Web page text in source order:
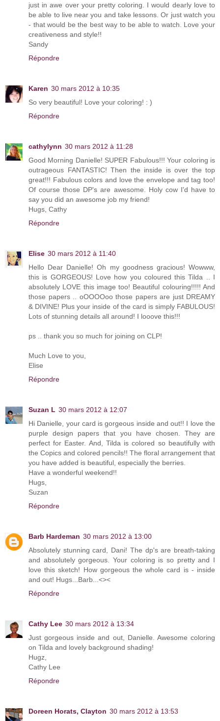
just in awe over your pretty coloring. I would dearly love to
be able to live near you and take lessons. Or just watch you
- that would be the best way to be able to watch. Love your
creativeness and style!!
Sandy
Répondre
Karen 30 mars 2012 à 10:35
So very beautiful! Love your coloring! : )
Répondre
cathylynn 30 mars 2012 à 11:28
Good Morning Danielle! SUPER Fabulous!!! Your coloring is
outrageous FANTASTIC! Then the inside is over the top
great!!! Fabulous colors and love the envelope and tag too!
Of course those DP's are awesome. Holy cow I'd have to
say you did an awesome job my friend!
Hugs, Cathy
Répondre
Elise 30 mars 2012 à 11:40
Hello Dear Danielle! Oh my goodness gracious! Wowww,
this is GORGEOUS! Love how you coloured this Tilda .. I
absolutely LOVE this image too! Beautiful colouring!!!!! And
those papers .. oOOOOoo those papers are just DREAMY
& DIVINE! Plus your inside of the card is simply FABULOUS!
Lots of stunning details all around! I looove this!!!
ps .. thank you so much for joining on CLP!
Much Love to you,
Elise
Répondre
Suzan L 30 mars 2012 à 12:07
Hi Danielle, your card is gorgeous inside and out!! I love the
purple design papers that you have chosen. They are
perfect for Easter. And, Tilda is colored so beautifully with
the Copics and colored pencils!! The floral arrangement that
you have added is beautiful, especially the berries.
Have a wonderful weekend!!
Hugs,
Suzan
Répondre
Barb Hardeman 30 mars 2012 à 13:00
Absolutely stunning card, Dani! The dp's are breath-taking
and absolutely gorgeous. Your coloring is so pretty and I
love this sketch! How gorgeous the whole card is - inside
and out! Hugs...Barb...<><
Répondre
Cathy Lee 30 mars 2012 à 13:34
Just gorgeous inside and out, Danielle. Awesome coloring
on Tilda and lovely background shading!
Hugz,
Cathy Lee
Répondre
Doreen Horats, Clayton 30 mars 2012 à 13:53